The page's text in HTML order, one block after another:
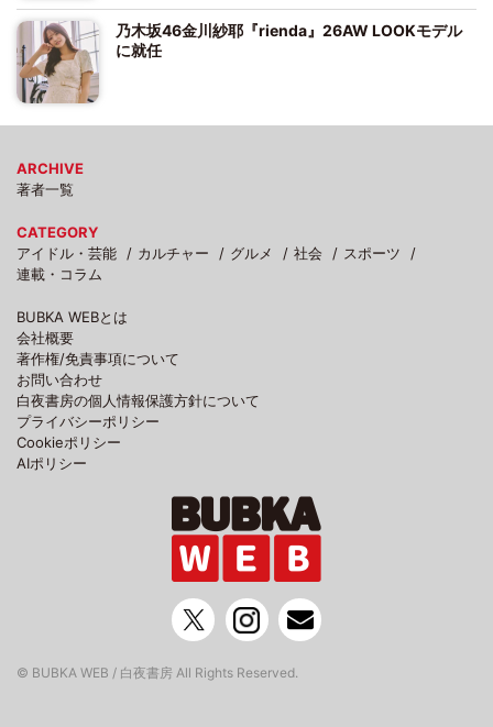
乃木坂46金川紗耶『rienda』26AW LOOKモデル
に就任
ARCHIVE
著者一覧
CATEGORY
アイドル・芸能
カルチャー グルメ 社会
スポーツ
連載・コラム
BUBKA WEBとは
会社概要
著作権/免責事項について
お問い合わせ
白夜書房の個人情報保護方針について
プライバシーポリシー
Cookieポリシー
AIポリシー
© BUBKA WEB / 白夜書房 All Rights Reserved.